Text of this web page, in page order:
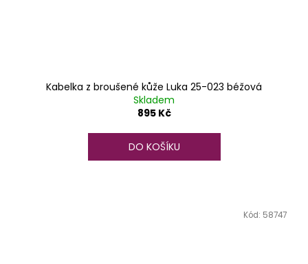
Kabelka z broušené kůže Luka 25-023 béžová
Skladem
895 Kč
DO KOŠÍKU
Kód: 58747